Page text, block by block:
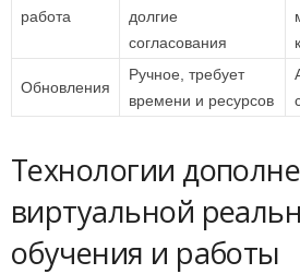
работа
долгие
согласования
Обновления
Ручное, требует
времени и ресурсов
Технологии
виртуальной
обучения и работы